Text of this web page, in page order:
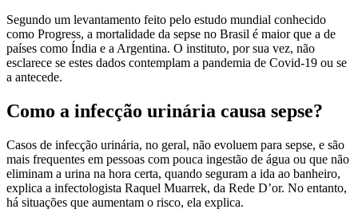
Segundo um levantamento feito pelo estudo mundial conhecido
como Progress, a mortalidade da sepse no Brasil é maior que a de
países como Índia e a Argentina. O instituto, por sua vez, não
esclarece se estes dados contemplam a pandemia de Covid-19 ou se
a antecede.
Como a infecção urinária causa sepse?
Casos de infecção urinária, no geral, não evoluem para sepse, e são
mais frequentes em pessoas com pouca ingestão de água ou que não
eliminam a urina na hora certa, quando seguram a ida ao banheiro,
explica a infectologista Raquel Muarrek, da Rede D’or. No entanto,
há situações que aumentam o risco, ela explica.